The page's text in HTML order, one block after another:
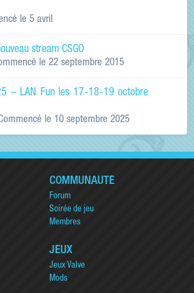
le 5 avril
stream CSGO
le 22 septembre 2015
– LAN Fun les 17-18-19 octobre
le 10 septembre 2025
COMMUNAUTÉ
Forum
Soirée de jeu
Membres
JEUX
Jeux Valve
Mods